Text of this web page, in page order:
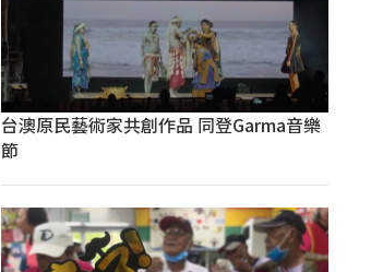
台澳原民藝術家共創作品 同登Garma音樂
節